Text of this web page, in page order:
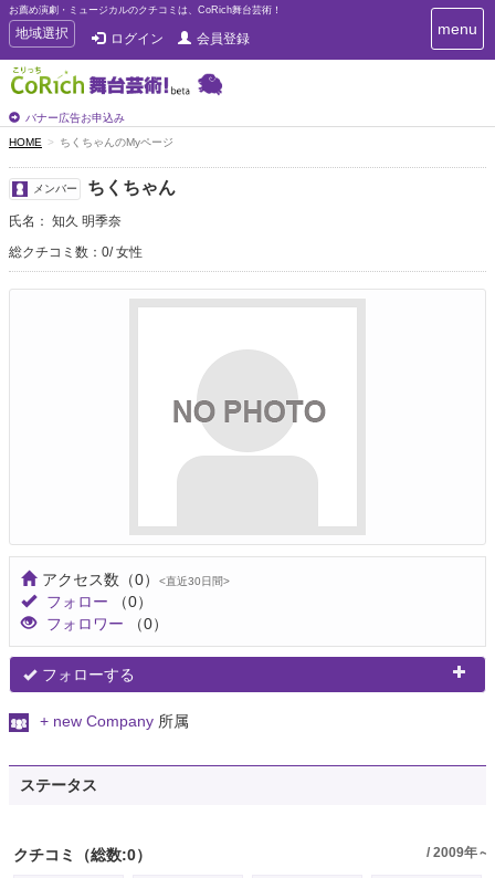
お薦め演劇・ミュージカルのクチコミは、CoRich舞台芸術！
T
o
g
g
e
n
a
v
i
g
t
i
地域選択 ログイン 会員登録
バナー広告お申込み
T
o
a
t
menu
HOME ちくちゃんのMyページ
メンバー ちくちゃん
氏名： 知久 明季奈
総クチコミ数：0 女性
アクセス数 （0） <直近30日間>
フォロー
（0）
フォロワー
（0）
フォローする
+ new Company 所属
ステータス
クチコミ （総数:0） / 2009年～